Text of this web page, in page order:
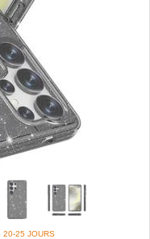
20-25 JOURS